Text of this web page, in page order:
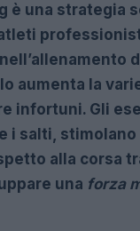
è una strategia
aumenta la
infortuni. Gli
i salti,
alla corsa
una forza